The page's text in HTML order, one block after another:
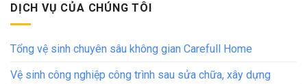
DỊCH VỤ CỦA CHÚNG TÔI
Tổng vệ sinh chuyên sâu không gian Carefull Home
Vệ sinh công nghiệp công trình sau sửa chữa, xây dựng